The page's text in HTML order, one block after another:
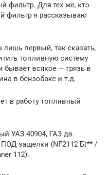
фильтр. Для тех же, кто
фильтр я рассказываю
лишь первый, так сказать,
топливную систему
всякое — грязь в
в бензобаке и т.д.
в работу топливный
УАЗ 40904, ГАЗ дв.
защелки (NF2112 Б)** /
112).